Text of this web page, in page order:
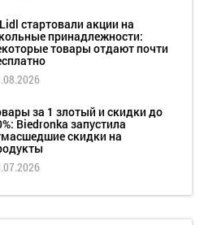
стартовали акции на
принадлежности:
товары отдают почти
за 1 злотый и скидки до
Biedronka запустила
скидки на